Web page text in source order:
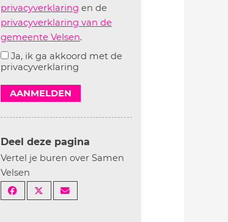
privacyverklaring en de
privacyverklaring van de
gemeente Velsen.
Ja, ik ga akkoord met de
privacyverklaring
AANMELDEN
Deel deze pagina
Vertel je buren over Samen
Velsen